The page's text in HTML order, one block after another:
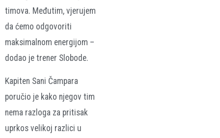
timova. Međutim, vjerujem
da ćemo odgovoriti
maksimalnom energijom –
dodao je trener Slobode.
Kapiten Sani Čampara
poručio je kako njegov tim
nema razloga za pritisak
uprkos velikoj razlici u